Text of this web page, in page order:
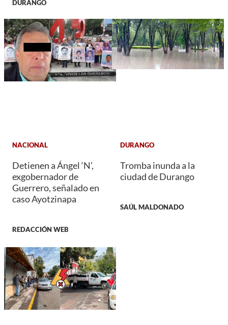
DURANGO
NACIONAL
Detienen a Ángel ‘N’,
exgobernador de
Guerrero, señalado en
caso Ayotzinapa
REDACCIÓN WEB
DURANGO
Tromba inunda a la
ciudad de Durango
SAÚL MALDONADO